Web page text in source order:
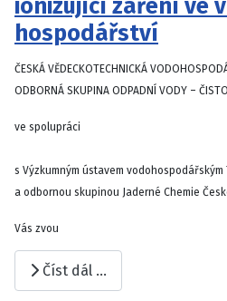
ionizující záření ve
hospodářství
ČESKÁ VĚDECKOTECHNICKÁ
ODBORNÁ SKUPINA ODPADNÍ VODY –
ve spolupráci
s Výzkumným ústavem vodohospodářským
a odbornou skupinou Jaderné Chemie
Vás zvou
Číst dál …